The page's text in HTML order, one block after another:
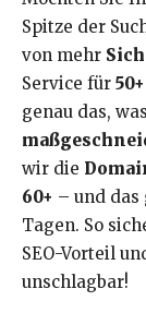
Spitze der
von mehr
Service für
genau das,
wir die
60+ – und
Tagen. So
SEO-Vorteil
unschlagbar!